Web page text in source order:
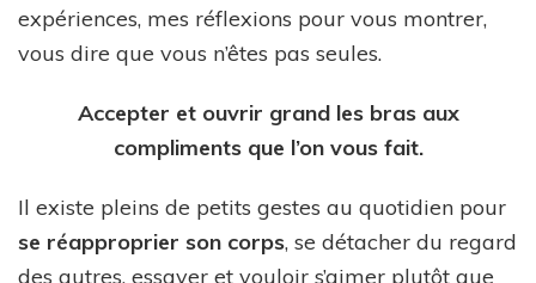
expériences, mes réflexions pour vous montrer,
vous dire que vous n’êtes pas seules.
Accepter et ouvrir grand les bras aux
compliments que l’on vous fait.
Il existe pleins de petits gestes au quotidien pour
se réapproprier son corps, se détacher du regard
des autres, essayer et vouloir s’aimer plutôt que